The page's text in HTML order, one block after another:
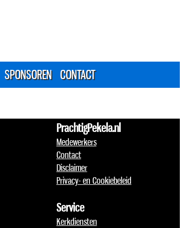
SPONSOREN CONTACT
PrachtigPekela.nl
Medewerkers
Contact
Disclaimer
Privacy- en Cookiebeleid
Service
Kerkdiensten